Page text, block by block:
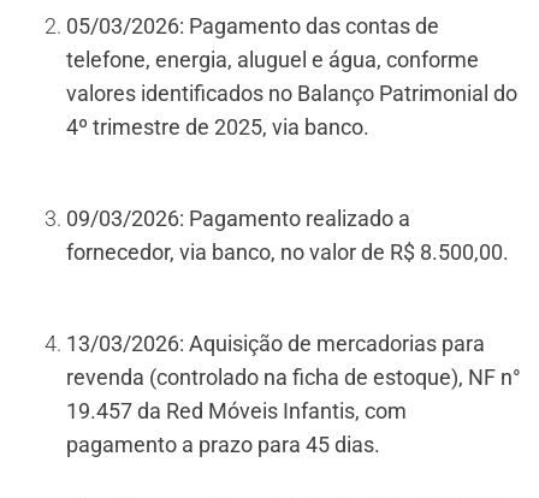
05/03/2026: Pagamento das contas de
telefone, energia, aluguel e água, conforme
valores identificados no Balanço Patrimonial do
4º trimestre de 2025, via banco.
09/03/2026: Pagamento realizado a
fornecedor, via banco, no valor de R$ 8.500,00.
13/03/2026: Aquisição de mercadorias para
revenda (controlado na ficha de estoque), NF n°
19.457 da Red Móveis Infantis, com
pagamento a prazo para 45 dias.